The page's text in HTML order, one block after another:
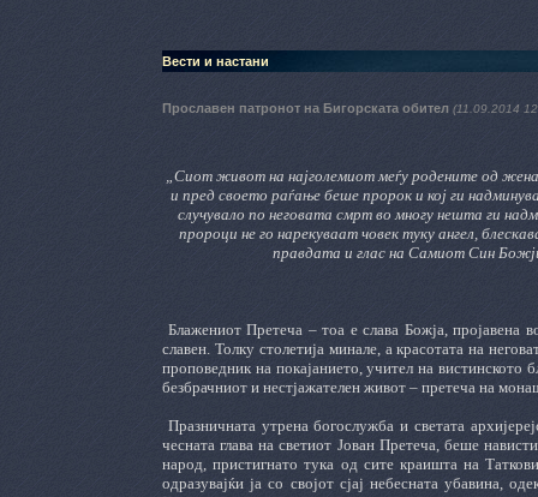
Вести и настани
Прославен патронот на Бигорската обител (11.09.2014
„Сиот живот на најголемиот меѓу родените од
и пред своето раѓање беше пророк и кој ги
случувало по неговата смрт во многу нешта ги
пророци не го нарекуваат човек туку ангел,
правдата и глас на Самиот Син
Блажениот Претеча – тоа е слава Божја, пројавена
славен. Толку столетија минале, а красотата на
проповедник на покајанието, учител на вистинското
безбрачниот и нестјажателен живот – претеча на
Празничната утрена богослужба и светата
чесната глава на светиот Јован Претеча, беше
народ, пристигнато тука од сите краишта на
одразувајќи ја со својот сјај небесната убавина,